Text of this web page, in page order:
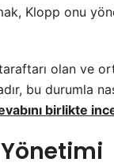
Klopp onu
olan ve
bu durumla
birlikte